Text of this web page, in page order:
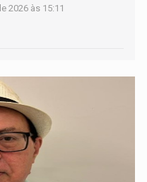
2026 às 15:11